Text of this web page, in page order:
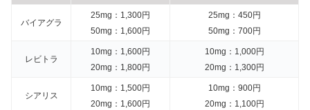
バイアグラ
25mg：1,300円
50mg：1,600円
25mg：450円
50mg：700円
レビトラ
10mg：1,600円
20mg：1,800円
10mg：1,000円
20mg：1,300円
シアリス
10mg：1,500円
20mg：1,600円
10mg：900円
20mg：1,100円